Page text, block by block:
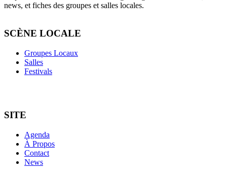
news, et fiches des groupes et salles locales.
SCÈNE LOCALE
Groupes Locaux
Salles
Festivals
SITE
Agenda
À Propos
Contact
News